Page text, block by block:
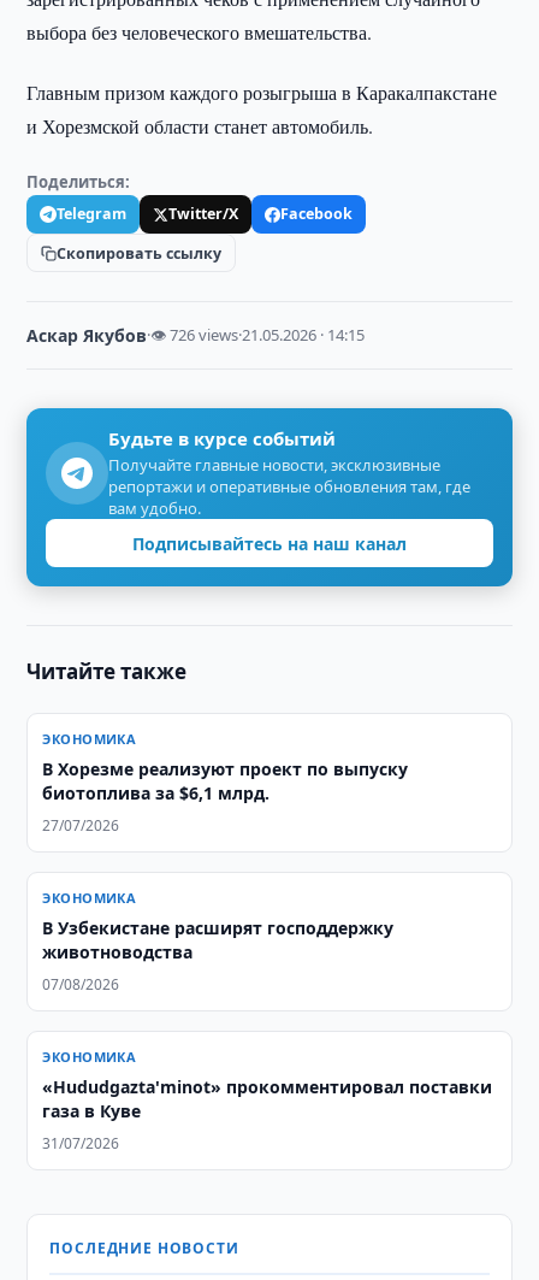
выбора без человеческого вмешательства.
Главным призом каждого розыгрыша в Каракалпакстане
и Хорезмской области станет автомобиль.
Поделиться:
Telegram Twitter/X
Facebook
Скопировать ссылку
Аскар Якубов·👁 726 views·21.05.2026 · 14:15
Будьте в курсе событий
Получайте главные новости, эксклюзивные
репортажи и оперативные обновления там, где
вам удобно.
Подписывайтесь на наш канал
Читайте также
ЭКОНОМИКА
В Хорезме реализуют проект по выпуску
биотоплива за $6,1 млрд.
27/07/2026
ЭКОНОМИКА
В Узбекистане расширят господдержку
животноводства
07/08/2026
ЭКОНОМИКА
«Hududgazta'minot» прокомментировал поставки
газа в Куве
31/07/2026
ПОСЛЕДНИЕ НОВОСТИ